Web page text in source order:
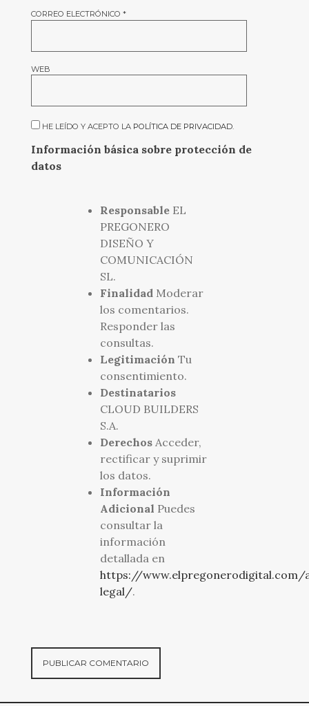
CORREO ELECTRÓNICO *
WEB
HE LEÍDO Y ACEPTO LA POLÍTICA DE PRIVACIDAD.
Información básica sobre protección de
datos
ResponsableEL
PREGONERO
DISEÑO Y
COMUNICACIÓN
SL.
FinalidadModerar
los comentarios.
Responder las
consultas.
Legitimación Tu
consentimiento.
Destinatarios
CLOUD BUILDERS
S.A.
DerechosAcceder,
rectificar y suprimir
los datos.
Información
Adicional Puedes
consultar la
información
detallada en
https://www.elpregonerodigital.com/
legal/.